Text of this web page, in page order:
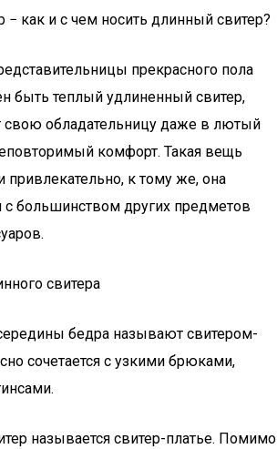
− как и с чем носить длинный свитер?
прекрасного пола
быть теплый удлиненный свитер,
свою обладательницу даже в лютый
комфорт. Такая вещь
привлекательно, к тому же, она
с большинством других предметов
свитера
бедра называют свитером-
сочетается с узкими брюками,
называется свитер-платье. Помимо